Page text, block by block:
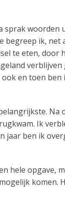
woorden
begreep ik,
te eten, door
en toen
Na
Ik
jaar ben ik
hele opgave,
komen.